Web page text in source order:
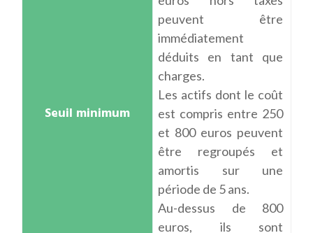
peuvent être
immédiatement
déduits en tant que
charges.
Les actifs dont le coût
est compris entre 250
et 800 euros peuvent
être regroupés et
amortis sur une
période de 5 ans.
Au-dessus de 800
euros, ils sont